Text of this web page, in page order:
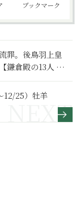
ブックマーク
罪。後鳥羽上皇
鎌倉殿の13人 満
編
12/25）牡羊